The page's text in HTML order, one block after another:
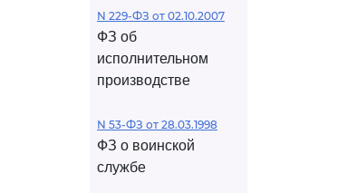
N 229-ФЗ от 02.10.2007
ФЗ об
исполнительном
производстве
N 53-ФЗ от 28.03.1998
ФЗ о воинской
службе